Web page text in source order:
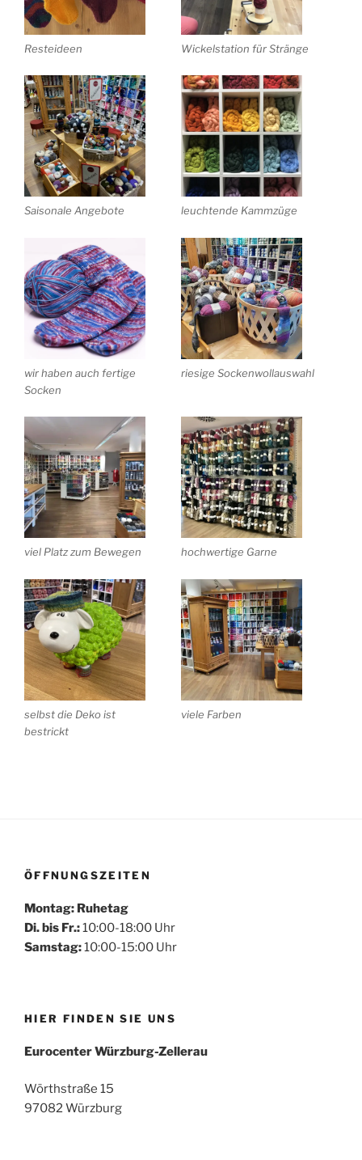
Resteideen Wickelstation für Stränge
Saisonale Angebote leuchtende Kammzüge
wir haben auch fertige
Socken
riesige Sockenwollauswahl
viel Platz zum Bewegen hochwertige Garne
selbst die Deko ist
bestrickt
viele Farben
ÖFFNUNGSZEITEN
Montag: Ruhetag
Di. bis Fr.:10:00-18:00 Uhr
Samstag:10:00-15:00 Uhr
HIER FINDEN SIE UNS
Eurocenter Würzburg-Zellerau
Wörthstraße 15
97082 Würzburg